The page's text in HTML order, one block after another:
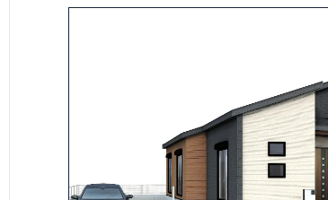
高崎
木造住宅用制震ダンパー / 東栄セ
地開発手法 / 簡単に地図から消せ